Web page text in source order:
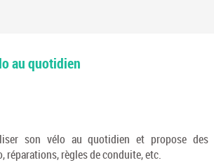
au quotidien
son vélo au quotidien et propose
règles de conduite, etc.